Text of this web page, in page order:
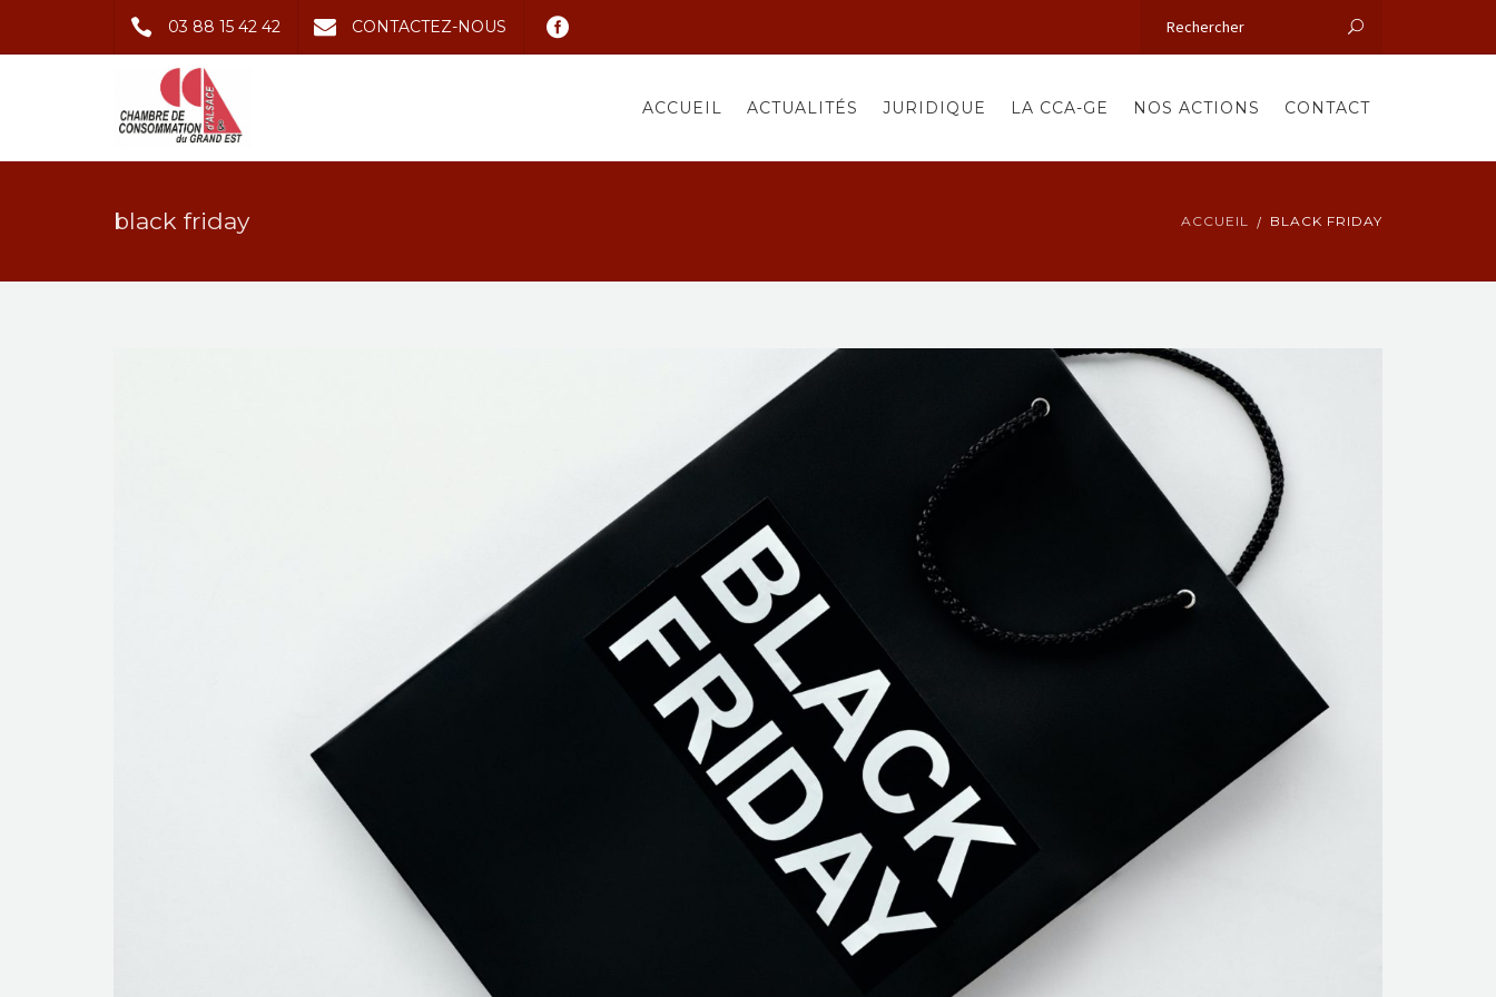
03 88 15 42 42 CONTACTEZ-NOUS
ACCUEIL ACTUALITÉS JURIDIQUE LA CCA-GE NOS ACTIONS CONTACT
black friday ACCUEIL BLACK FRIDAY